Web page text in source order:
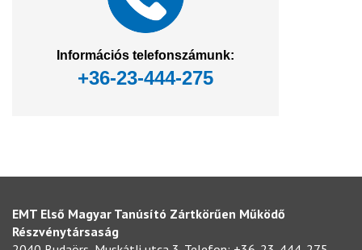
Információs telefonszámunk:
+36-23-444-275
EMT Első Magyar Tanúsító Zártkörűen Működő
Részvénytársaság